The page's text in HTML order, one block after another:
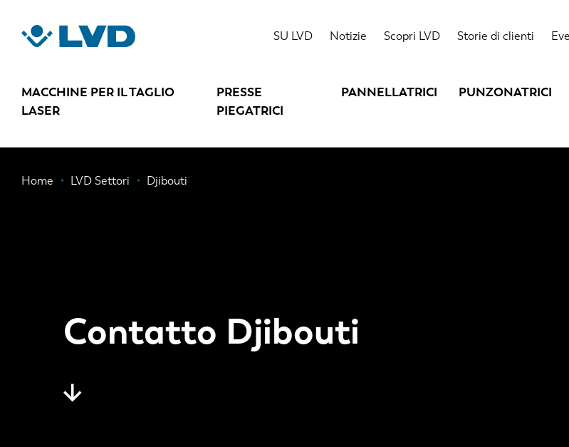
contenuto
SU LVD Notizie Scopri LVD Storie di clienti
MACCHINE PER IL TAGLIO
LASER
PRESSE
PIEGATRICI
PANNELLATRICI PUNZONATRICI
Briciole
Home LVD Settori Djibouti
Contatto Djibouti